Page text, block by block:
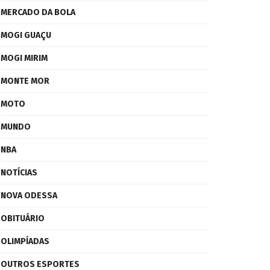
MERCADO DA BOLA
MOGI GUAÇU
MOGI MIRIM
MONTE MOR
MOTO
MUNDO
NBA
NOTÍCIAS
NOVA ODESSA
OBITUÁRIO
OLIMPÍADAS
OUTROS ESPORTES